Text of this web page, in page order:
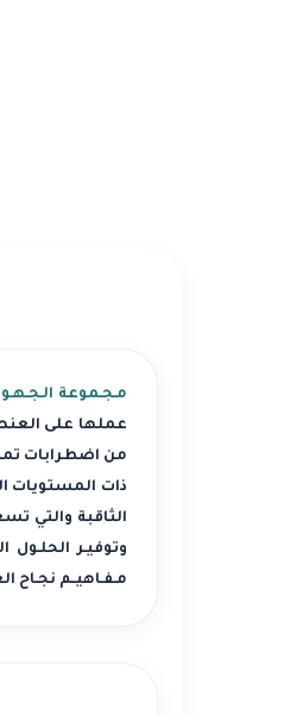
مـجـموعة
عملها على
من اضطرابات
ذات المستويات
الثاقبة والتي
وتوفيـر
مـفـاهيــم